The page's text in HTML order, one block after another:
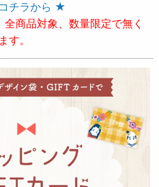
チラから ★
商品対象、数量限定で無く
す。